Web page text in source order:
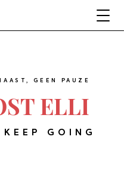
ELLI
GEEN PAUZE
GOING